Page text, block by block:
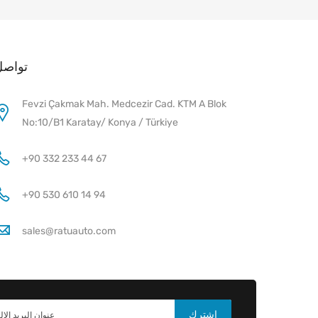
Fevzi Çakmak Mah. Medcezir Cad. KTM A Blok
No:10/B1 Karatay/ Konya / Türkiye
+90 332 233 44 67
+90 530 610 14 94
sales@ratuauto.com
اشترك